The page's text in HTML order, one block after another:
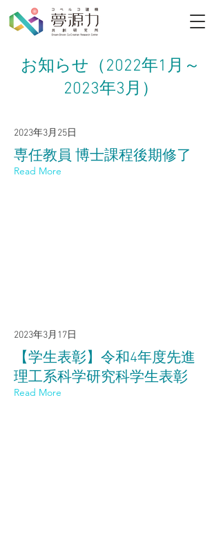
​お知らせ（2022年1月～
2023年3月）
2023年3月25日
専任教員 博士課程後期修了
Read More
2023年3月17日
【学生表彰】令和4年度先進
理工系科学研究科学生表彰
Read More